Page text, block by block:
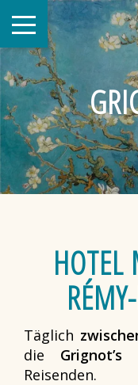
Täglich
die Grignot’s
Reisenden.